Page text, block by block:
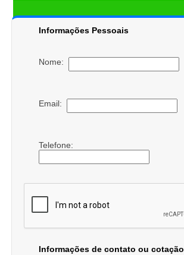
Informações Pessoais
Nome:
Email:
Telefone:
Informações de contato ou cotação